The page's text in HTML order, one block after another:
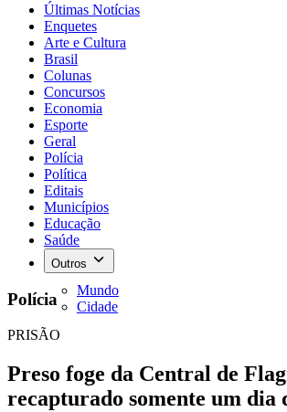
Últimas Notícias
Enquetes
Arte e Cultura
Brasil
Colunas
Concursos
Economia
Esporte
Geral
Polícia
Política
Editais
Municípios
Educação
Saúde
Outros
Mundo
Cidade
Polícia
PRISÃO
Preso foge da Central de
recapturado somente um dia